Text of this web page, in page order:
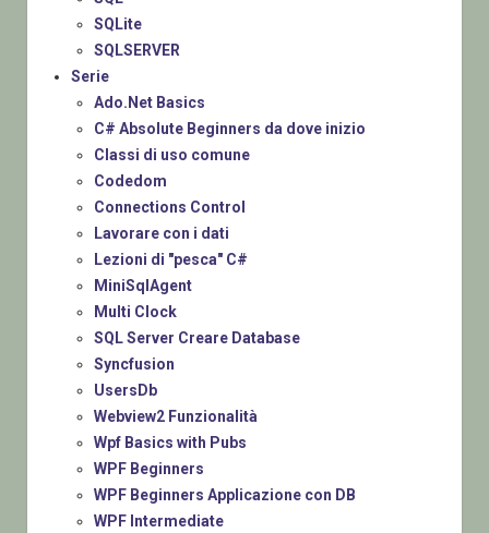
SQLite
SQLSERVER
Serie
Ado.Net Basics
C# Absolute Beginners da dove inizio
Classi di uso comune
Codedom
Connections Control
Lavorare con i dati
Lezioni di "pesca" C#
MiniSqlAgent
Multi Clock
SQL Server Creare Database
Syncfusion
UsersDb
Webview2 Funzionalità
Wpf Basics with Pubs
WPF Beginners
WPF Beginners Applicazione con DB
WPF Intermediate